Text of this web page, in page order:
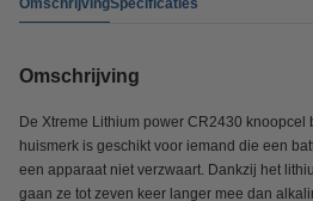
Omschrijving
De Xtreme Lithium power CR2430 knoopcel
huismerk is geschikt voor iemand die een
een apparaat niet verzwaart. Dankzij het
gaan ze tot zeven keer langer mee dan